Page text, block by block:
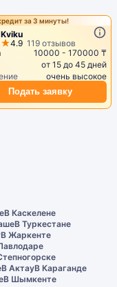
за 3 минуты!
Kviku
4.9 119 отзывов
10000 - 170000 ₸
от 15 до 45 дней
очень высокое
Подать заявку
В Каскелене
В Туркестане
В Жаркенте
В АктауВ Караганде
В Шымкенте